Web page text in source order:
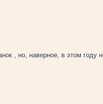
, но, наверное, в этом году